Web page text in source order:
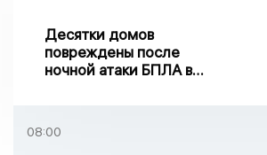
Десятки домов
повреждены после
ночной атаки БПЛА в
08:00